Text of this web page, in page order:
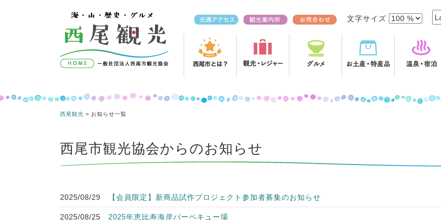
コンテンツへスキップ 文字サイズ
西尾観光 > お知らせ一覧
西尾市観光協会からのお知らせ
2025/08/29 【会員限定】新商品試作プロジェクト参加者募集のお知らせ
2025/08/25 2025年恵比寿海岸バーベキュー場